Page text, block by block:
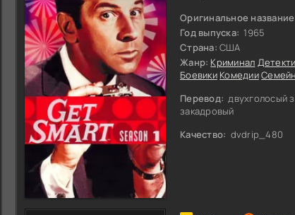
Оригинальное
Год выпуска: 1965
Страна: США
Жанр: Криминал
Боевики Комедии
Перевод: двухголосый
закадровый
Качество: dvdrip_480